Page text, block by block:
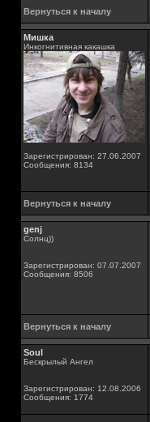
Вернуться к началу
Мишка
Инкогнитивная какашка
Зарегистрирован: 27.06.2007
Сообщения: 8134
Вернуться к началу
genj
Солнц))
Зарегистрирован: 07.07.2007
Сообщения: 8506
Вернуться к началу
Soul
Бескрылый Ангел
Зарегистрирован: 12.08.2006
Сообщения: 1774